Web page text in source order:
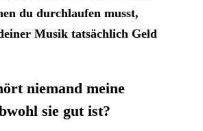
du durchlaufen musst,
Musik tatsächlich Geld
niemand meine
sie gut ist?